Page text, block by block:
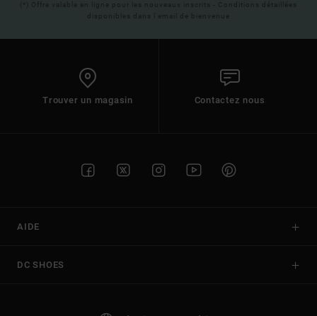
(*) Offre valable en ligne pour les nouveaux inscrits - Conditions détaillées
disponibles dans l'email de bienvenue
Trouver un magasin Contactez nous
AIDE
DC SHOES